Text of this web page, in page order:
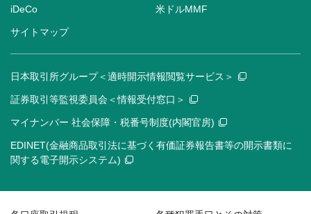
iDeCo 米ドルMMF
サイトマップ
日本取引所グループ＜適時開示情報閲覧サービス＞
証券取引等監視委員会＜情報受付窓口＞
マイナンバー 社会保障・税番号制度(内閣官房)
EDINET(金融商品取引法に基づく有価証券報告書等の開示書類に
関する電子開示システム)